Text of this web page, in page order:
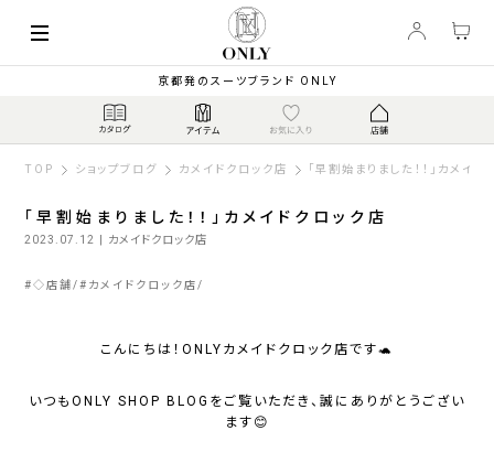
京都発のスーツブランド ONLY
TOP ショップブログ カメイドクロック店 「早割始まりました！！」カメイ
「早割始まりました！！」カメイドクロック店
2023.07.12 | カメイドクロック店
#◇店舗 # カメイドクロック店
こんにちは！ONLYカメイドクロック店です🐢
いつもONLY SHOP BLOGをご覧いただき、誠にありがとうござい
ます😊